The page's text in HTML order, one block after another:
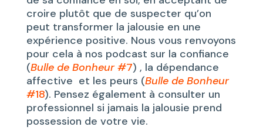
croire plutôt que de suspecter qu’on
peut transformer la jalousie en une
expérience positive. Nous vous renvoyons
pour cela à nos podcast sur la confiance
(Bulle de Bonheur #7) , la dépendance
affective et les peurs (Bulle de Bonheur
#18). Pensez également à consulter un
professionnel si jamais la jalousie prend
possession de votre vie.